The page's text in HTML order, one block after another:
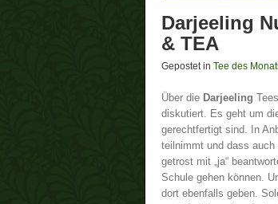
Darjeeling
& TEA
Gepostet in Tee des
Über die Darjeeling
diskutiert. Es geht um
gerechtfertigt sind. In
teilnimmt und dass auch
getrost mit „ja“
Schule gehen können.
dort ebenfalls geben.